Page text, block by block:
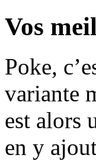
Vos
Poke,
variante
est alors
en y